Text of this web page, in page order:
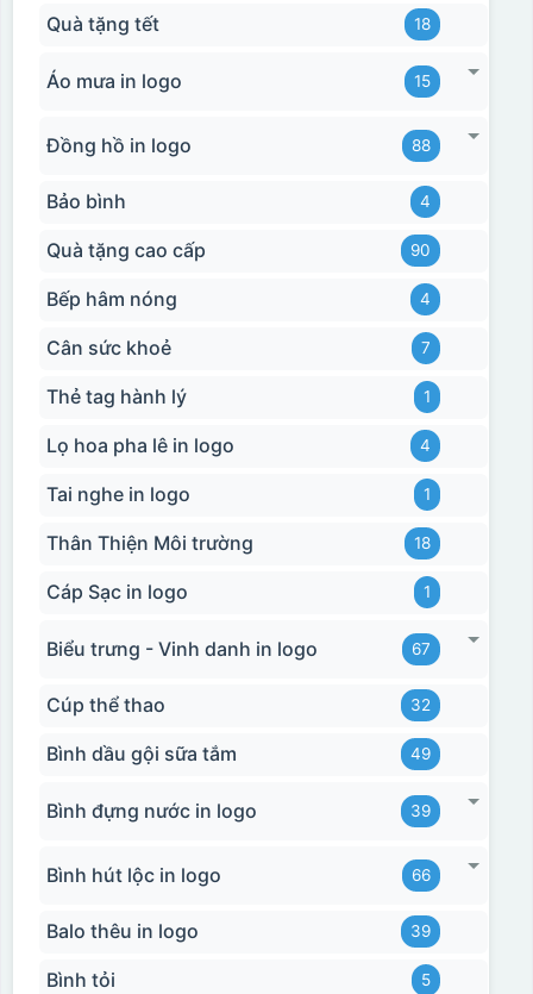
Quà tặng tết 18
Áo mưa in logo 15
Đồng hồ in logo 88
Bảo bình 4
Quà tặng cao cấp 90
Bếp hâm nóng 4
Cân sức khoẻ 7
Thẻ tag hành lý 1
Lọ hoa pha lê in logo 4
Tai nghe in logo 1
Thân Thiện Môi trường 18
Cáp Sạc in logo 1
Biểu trưng - Vinh danh in logo 67
Cúp thể thao 32
Bình dầu gội sữa tắm 49
Bình đựng nước in logo 39
Bình hút lộc in logo 66
Balo thêu in logo 39
Bình tỏi 5